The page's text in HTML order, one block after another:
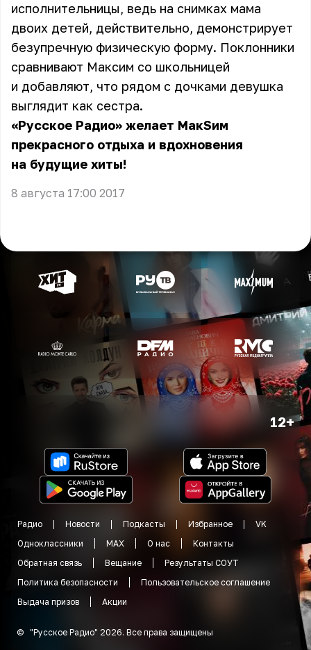
исполнительницы, ведь на снимках мама
двоих детей, действительно, демонстрирует
безупречную физическую форму. Поклонники
сравнивают Максим со школьницей
и добавляют, что рядом с дочками девушка
выглядит как сестра.
«Русское Радио» желает МакSим
прекрасного отдыха и вдохновения
на будущие хиты!
8 августа 17:00 2017
12+
Радио Новости Подкасты Избранное
VK
Одноклассники
MAX О нас
Контакты
Обратная связь
Вещание
Результаты СОУТ
Политика безопасности
Пользовательское соглашение
Выдача призов
Акции
© "Русское Радио" 2026. Все права защищены